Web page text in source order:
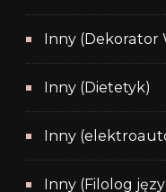
Inny (Dekorator
Inny (Dietetyk)
Inny
Inny (Filolog